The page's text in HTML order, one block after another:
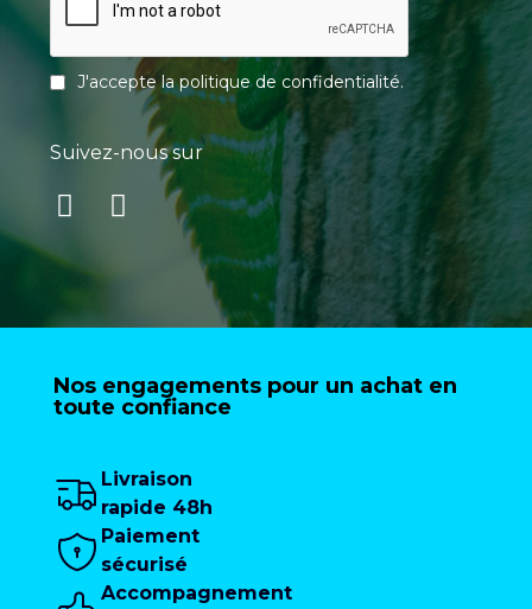
J'accepte lapolitique de confidentialité.
Suivez-nous sur
Nos engagements pour un achat en
toute confiance
Livraison
rapide 48h
Paiement
sécurisé
Accompagnement